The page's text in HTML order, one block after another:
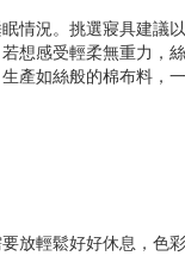
情況。挑選寢具建議
想感受輕柔無重力，
產如絲般的棉布料，
放輕鬆好好休息，色